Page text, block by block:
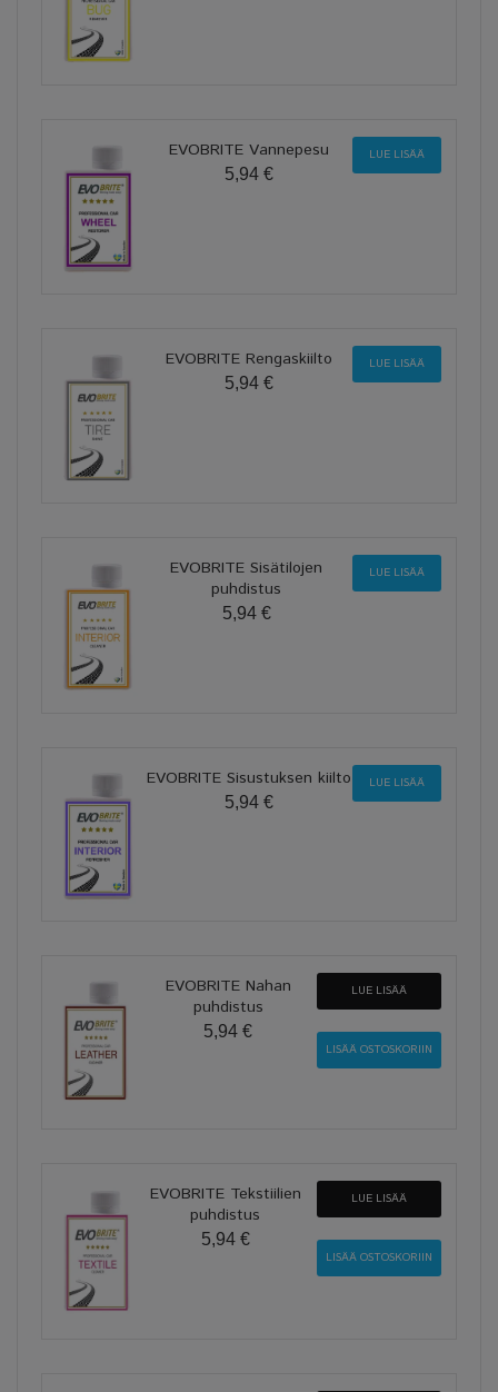
EVOBRITE Vannepesu
5,94 €
LUE LISÄÄ
EVOBRITE Rengaskiilto
5,94 €
LUE LISÄÄ
EVOBRITE Sisätilojen
puhdistus
5,94 €
LUE LISÄÄ
EVOBRITE Sisustuksen kiilto
5,94 €
LUE LISÄÄ
EVOBRITE Nahan
puhdistus
5,94 €
LUE LISÄÄ
EVOBRITE Tekstiilien
puhdistus
5,94 €
LUE LISÄÄ